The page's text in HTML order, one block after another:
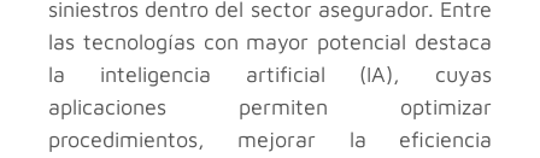
siniestros dentro del sector asegurador. Entre
las tecnologías con mayor potencial destaca
la inteligencia artificial (IA), cuyas
aplicaciones permiten optimizar
procedimientos, mejorar la eficiencia